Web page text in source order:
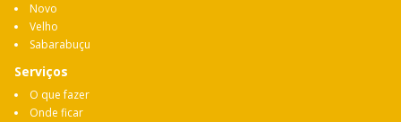
Novo
Velho
Sabarabuçu
Serviços
O que fazer
Onde ficar